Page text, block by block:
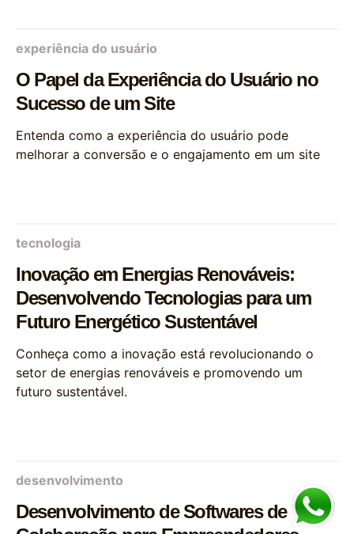
experiência do usuário
O Papel da Experiência do Usuário no
Sucesso de um Site
Entenda como a experiência do usuário pode
melhorar a conversão e o engajamento em um site
tecnologia
Inovação em Energias Renováveis:
Desenvolvendo Tecnologias para um
Futuro Energético Sustentável
Conheça como a inovação está revolucionando o
setor de energias renováveis e promovendo um
futuro sustentável.
desenvolvimento
Desenvolvimento de Softwares de